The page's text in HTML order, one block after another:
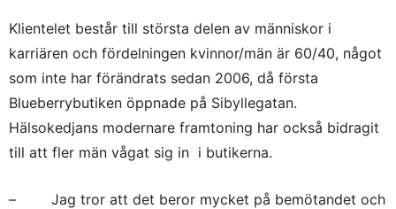
Klientelet består till största delen av människor i
karriären och fördelningen kvinnor/män är 60/40, något
som inte har förändrats sedan 2006, då första
Blueberrybutiken öppnade på Sibyllegatan.
Hälsokedjans modernare framtoning har också bidragit
till att fler män vågat sig in i butikerna.
– Jag tror att det beror mycket på bemötandet och